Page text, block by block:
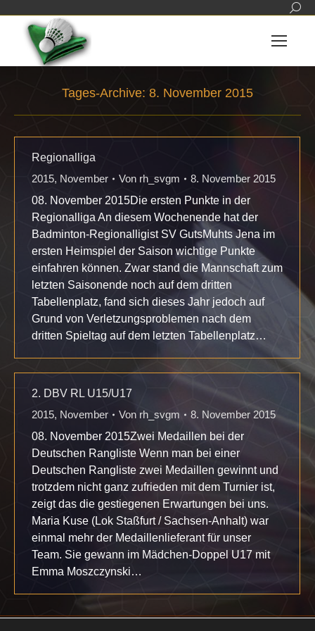
Tages-Archive: 8. November 2015
Regionalliga
2015, November Von rh_svgm
8. November 2015
08. November 2015Die ersten Punkte in der
Regionalliga An diesem Wochenende hat der
Badminton-Regionalligist SV GutsMuhts Jena im
ersten Heimspiel der Saison wichtige Punkte
einfahren können. Zwar stand die Mannschaft zum
letzten Saisonende noch auf dem dritten
Tabellenplatz, fand sich dieses Jahr jedoch auf
Grund von Verletzungsproblemen nach dem
dritten Spieltag auf dem letzten Tabellenplatz…
2. DBV RL U15/U17
2015, November Von rh_svgm
8. November 2015
08. November 2015Zwei Medaillen bei der
Deutschen Rangliste Wenn man bei einer
Deutschen Rangliste zwei Medaillen gewinnt und
trotzdem nicht ganz zufrieden mit dem Turnier ist,
zeigt das die gestiegenen Erwartungen bei uns.
Maria Kuse (Lok Staßfurt / Sachsen-Anhalt) war
einmal mehr der Medaillenlieferant für unser
Team. Sie gewann im Mädchen-Doppel U17 mit
Emma Moszczynski…